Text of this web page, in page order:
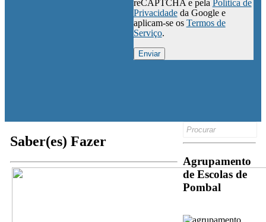
reCAPTCHA e pela Política de
Privacidadeda Google e
aplicam-se os Termos de
Serviço.
Saber(es) Fazer
Search
Agrupamento
de Escolas de
Pombal